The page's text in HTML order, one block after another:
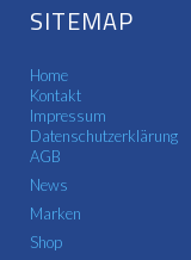
SITEMAP
Home
Kontakt
Impressum
Datenschutzerklärung
AGB
News
Marken
Shop